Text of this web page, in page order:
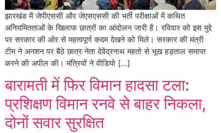
झारखंड में जेपीएससी और जेएसएससी की भर्ती परीक्षाओं में कथित
अनियमितताओं के खिलाफ छात्रों का आंदोलन जारी है। रविवार को इस मुद्दे
पर सरकार की ओर से महत्वपूर्ण कदम देखने को मिले। सरकार की मंत्री
टीम ने अनशन पर बैठे छात्र नेता देवेंद्रनाथ महतो से भूख हड़ताल समाप्त
करने की अपील की। मंत्रियों ने वीडियो […]
बारामती में फिर विमान हादसा टला:
प्रशिक्षण विमान रनवे से बाहर निकला,
दोनों सवार सुरक्षित